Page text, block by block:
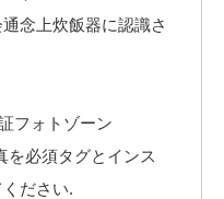
念上炊飯器に認識さ
フォトゾーン⠀
を必須タグとインス
ださい.⠀